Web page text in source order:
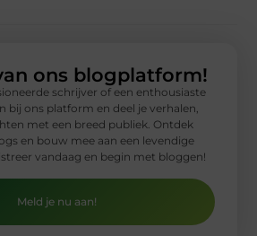
ons blogplatform!
schrijver of een enthousiaste
bij ons platform en deel je verhalen,
met een breed publiek. Ontdek
en bouw mee aan een levendige
vandaag en begin met bloggen!
Meld je nu aan!